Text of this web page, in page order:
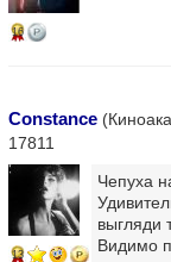
16
Constance
17811
13
Чепуха
выгляди
Видимо